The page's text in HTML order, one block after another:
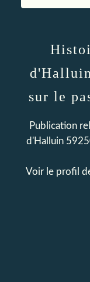
sur le
Publication
d'Halluin
Voir le profil